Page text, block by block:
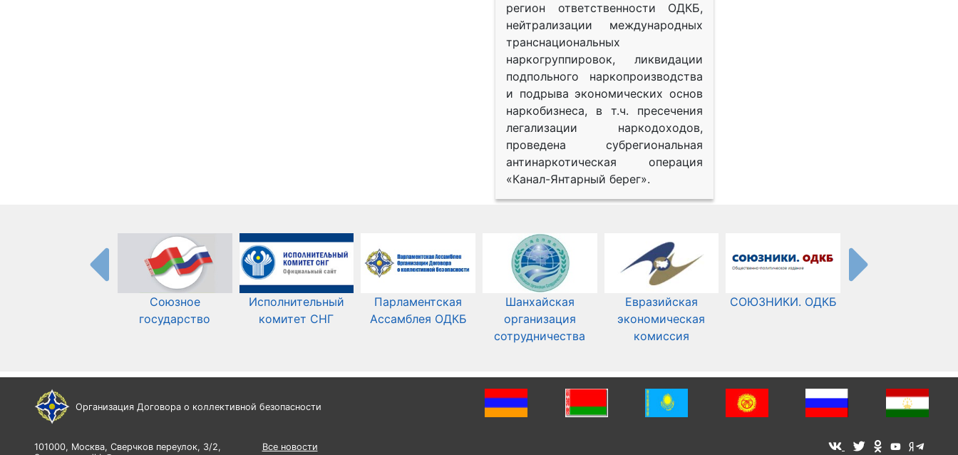
регион ответственности ОДКБ,
нейтрализации международных
транснациональных
наркогруппировок, ликвидации
подпольного наркопроизводства
и подрыва экономических основ
наркобизнеса, в т.ч. пресечения
легализации наркодоходов,
проведена субрегиональная
антинаркотическая операция
«Канал-Янтарный берег».
Союзное
государство
Исполнительный
комитет СНГ
Парламентская
Ассамблея ОДКБ
Шанхайская
организация
сотрудничества
Евразийская
экономическая
комиссия
СОЮЗНИКИ. ОДКБ
Организация Договора о коллективной безопасности
101000, Москва, Сверчков переулок, 3/2,
Все новости